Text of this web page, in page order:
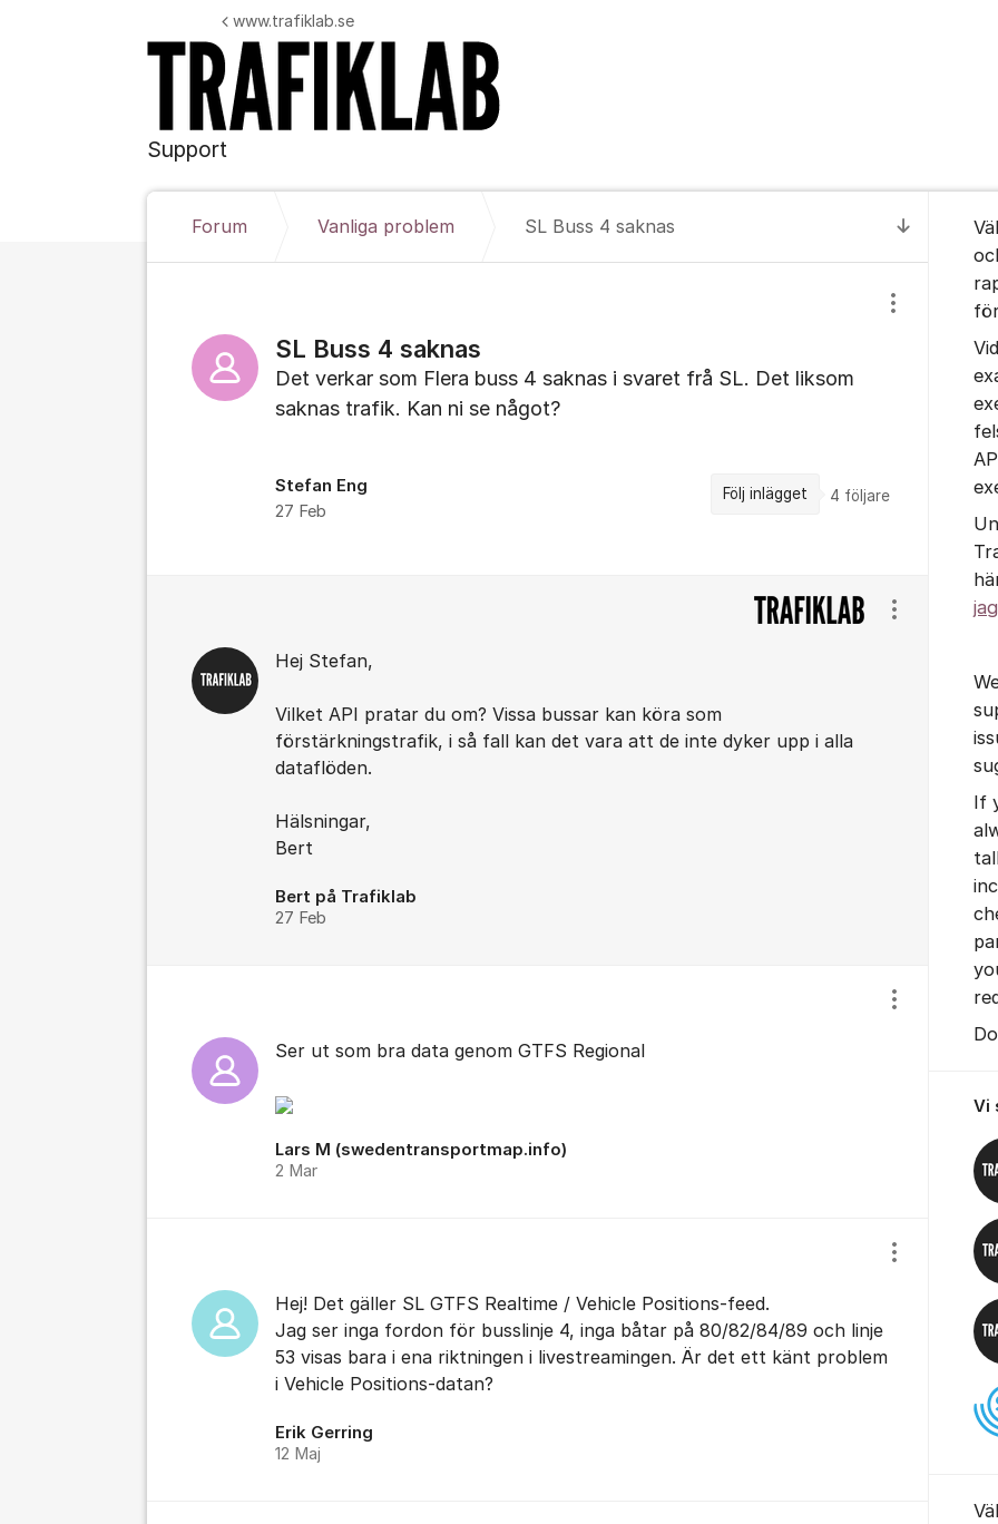
Support
www.trafiklab.se
Till
Forum Vanliga problem SL Buss 4 saknas
SL Buss 4 saknas
Visa/dölj
Det verkar som Flera buss 4 saknas i svaret frå SL. Det liksom
saknas trafik. Kan ni se något?
Stefan Eng
27 Feb
Följ inlägget 4 följare
Hej Stefan,
Vilket API pratar du om? Vissa bussar kan köra som
förstärkningstrafik, i så fall kan det vara att de inte dyker upp i alla
dataflöden.
Hälsningar,
Bert
Bert på Trafiklab
27 Feb
Visa/dölj
Ser ut som bra data genom GTFS Regional
Lars M (swedentransportmap.info)
2 Mar
Visa/dölj
Hej! Det gäller SL GTFS Realtime / Vehicle Positions-feed.
Jag ser inga fordon för busslinje 4, inga båtar på 80/82/84/89 och linje
53 visas bara i ena riktningen i livestreamingen. Är det ett känt problem
i Vehicle Positions-datan?
Erik Gerring
12 Maj
Visa/dölj
jag
If
Vi